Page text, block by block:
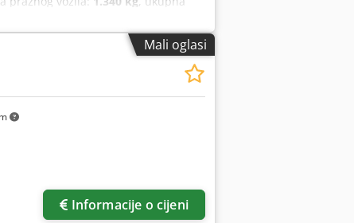
Novo Vrsta prednjih guma:
Stanje stražnjih guma: 80 -
ionska Godina proizvodnje
hod, puni slobodni hod, CE
Mali oglasi
Informacije o cijeni